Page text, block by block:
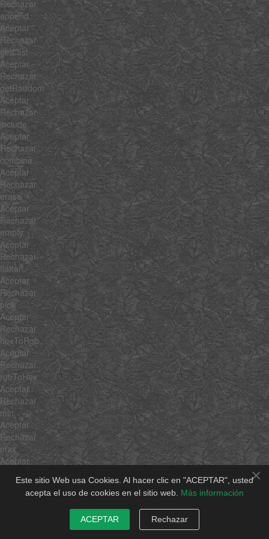
×
Este sitio Web usa Cookies. Al hacer clic en "ACEPTAR", usted
acepta el uso de cookies en el sitio web. Más información
ACEPTAR Rechazar
Rechazar
append
Aceptar
Rechazar
getLast
Aceptar
Rechazar
getRandom
Aceptar
Rechazar
include
Aceptar
Rechazar
combine
Aceptar
Rechazar
erase
Aceptar
Rechazar
empty
Aceptar
Rechazar
flatten
Aceptar
Rechazar
pick
Aceptar
Rechazar
hexToRgb
Aceptar
Rechazar
rgbToHex
Aceptar
Rechazar
min
Aceptar
Rechazar
max
Aceptar
average
Aceptar